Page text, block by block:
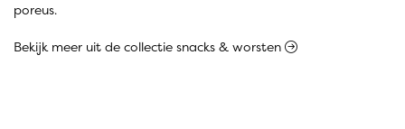
poreus.
Bekijk meer uit de collectie snacks & worsten